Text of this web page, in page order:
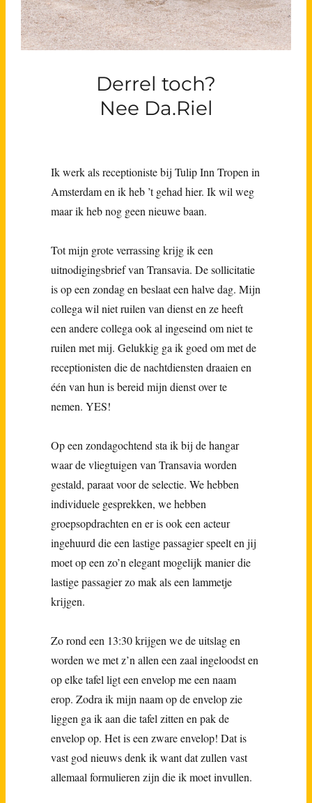
Derrel toch?
Nee Da.Riel
Ik werk als receptioniste bij Tulip Inn Tropen in
Amsterdam en ik heb ’t gehad hier. Ik wil weg
maar ik heb nog geen nieuwe baan.
Tot mijn grote verrassing krijg ik een
uitnodigingsbrief van Transavia. De sollicitatie
is op een zondag en beslaat een halve dag. Mijn
collega wil niet ruilen van dienst en ze heeft
een andere collega ook al ingeseind om niet te
ruilen met mij. Gelukkig ga ik goed om met de
receptionisten die de nachtdiensten draaien en
één van hun is bereid mijn dienst over te
nemen. YES!
Op een zondagochtend sta ik bij de hangar
waar de vliegtuigen van Transavia worden
gestald, paraat voor de selectie. We hebben
individuele gesprekken, we hebben
groepsopdrachten en er is ook een acteur
ingehuurd die een lastige passagier speelt en jij
moet op een zo’n elegant mogelijk manier die
lastige passagier zo mak als een lammetje
krijgen.
Zo rond een 13:30 krijgen we de uitslag en
worden we met z’n allen een zaal ingeloodst en
op elke tafel ligt een envelop me een naam
erop. Zodra ik mijn naam op de envelop zie
liggen ga ik aan die tafel zitten en pak de
envelop op. Het is een zware envelop! Dat is
vast god nieuws denk ik want dat zullen vast
allemaal formulieren zijn die ik moet invullen.